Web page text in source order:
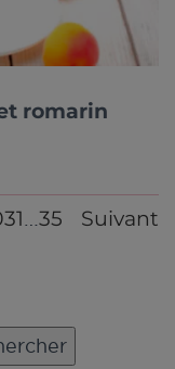
romarin
31 35 Suivant